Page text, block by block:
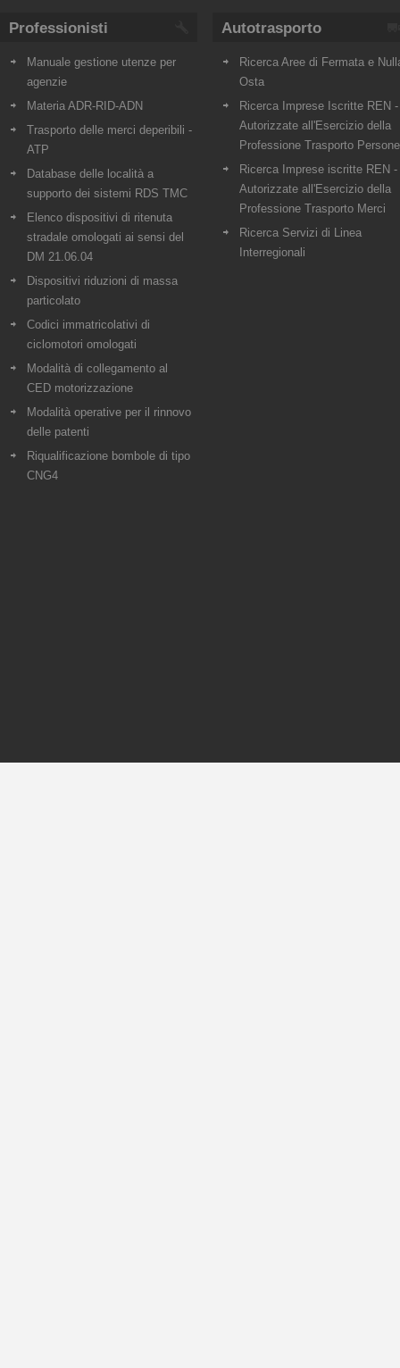
Professionisti
Manuale gestione utenze per
agenzie
Materia ADR-RID-ADN
Trasporto delle merci deperibili -
ATP
Database delle località a
supporto dei sistemi RDS TMC
Elenco dispositivi di ritenuta
stradale omologati ai sensi del
DM 21.06.04
Dispositivi riduzioni di massa
particolato
Codici immatricolativi di
ciclomotori omologati
Modalità di collegamento al
CED motorizzazione
Modalità operative per il rinnovo
delle patenti
Riqualificazione bombole di tipo
CNG4
Autotrasporto
Ricerca Aree di Fermata e
Osta
Ricerca Imprese Iscritte REN -
Autorizzate all'Esercizio della
Professione Trasporto Persone
Ricerca Imprese iscritte REN -
Autorizzate all'Esercizio della
Professione Trasporto Merci
Ricerca Servizi di Linea
Interregionali